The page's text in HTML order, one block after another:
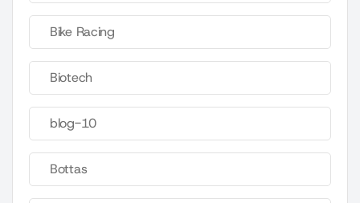
Bike Racing
Biotech
blog-10
Bottas